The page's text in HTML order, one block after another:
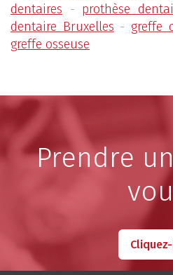
dentaires - prothèse
dentaire Bruxelles -greffe
greffe osseuse
Prendre